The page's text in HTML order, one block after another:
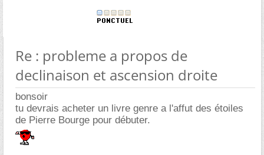
Re : probleme a propos de
declinaison et ascension droite
bonsoir
tu devrais acheter un livre genre a l'affut des étoiles
de Pierre Bourge pour débuter.